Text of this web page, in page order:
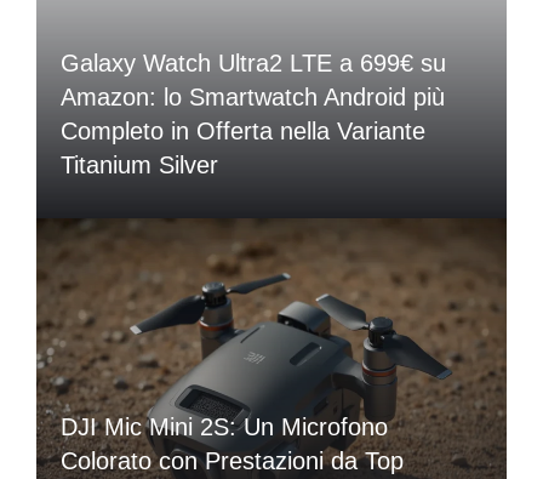
Galaxy Watch Ultra2 LTE a 699€ su
Amazon: lo Smartwatch Android più
Completo in Offerta nella Variante
Titanium Silver
DJI Mic Mini 2S: Un Microfono
Colorato con Prestazioni da Top